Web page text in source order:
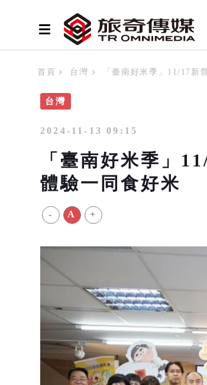
首頁 台灣 「臺南好米季」11/17新
台灣
2024-11-13 09:15
「臺南好米季」
體驗一同食好米
- A +